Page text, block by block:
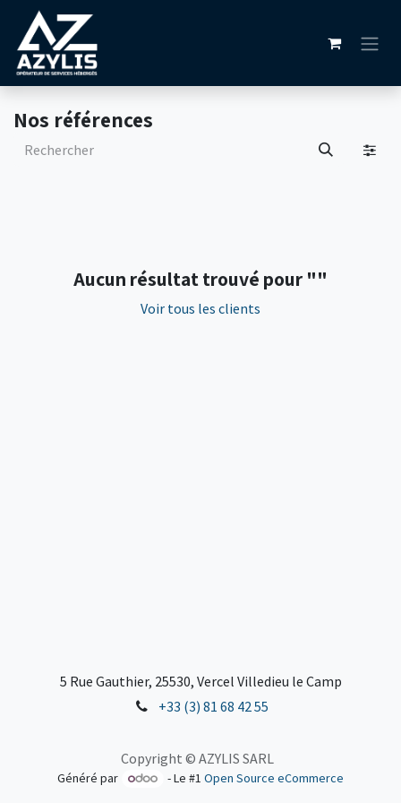
Se rendre au contenu
Nos références
Aucun résultat trouvé pour ""
Voir tous les clients
5 Rue Gauthier, 25530, Vercel Villedieu le Camp
+33 (3) 81 68 42 55
Copyright © AZYLIS SARL
Généré par - Le #1 Open Source eCommerce